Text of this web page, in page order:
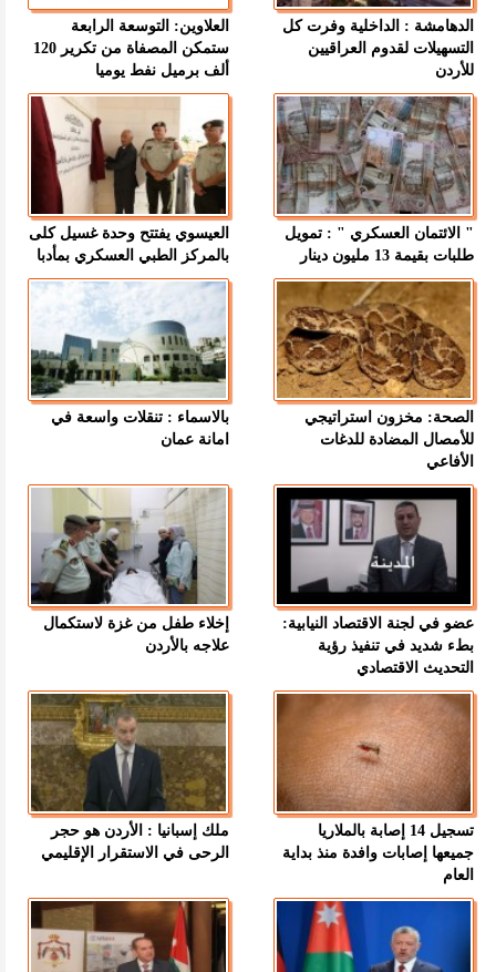
الدهامشة : الداخلية وفرت كل
التسهيلات لقدوم العراقيين
للأردن
العلاوين: التوسعة الرابعة
ستمكن المصفاة من تكرير 120
ألف برميل نفط يوميا
" الائتمان العسكري " : تمويل
طلبات بقيمة 13 مليون دينار
العيسوي يفتتح وحدة غسيل كلى
بالمركز الطبي العسكري بمأدبا
الصحة: مخزون استراتيجي
للأمصال المضادة للدغات
الأفاعي
بالاسماء : تنقلات واسعة في
امانة عمان
عضو في لجنة الاقتصاد النيابية:
بطء شديد في تنفيذ رؤية
التحديث الاقتصادي
إخلاء طفل من غزة لاستكمال
علاجه بالأردن
تسجيل 14 إصابة بالملاريا
جميعها إصابات وافدة منذ بداية
العام
ملك إسبانيا : الأردن هو حجر
الرحى في الاستقرار الإقليمي